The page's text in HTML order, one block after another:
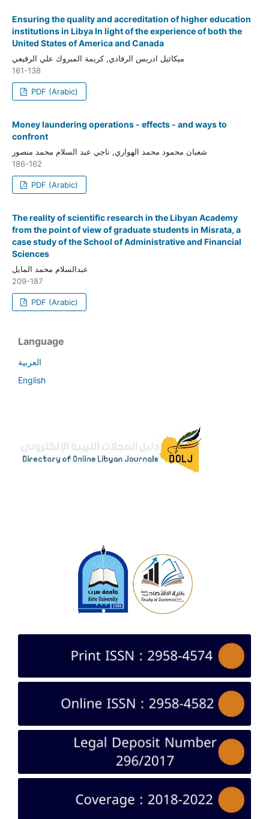
Ensuring the quality and accreditation of higher education
institutions in Libya In light of the experience of both the
United States of America and Canada
ميكائيل ادريس الرفادي, كريمة المبروك علي الرقيعي
161-138
PDF (Arabic)
Money laundering operations - effects - and ways to
confront
شعبان محمود محمد الهواري, ناجي عبد السلام محمد منصور
186-162
PDF (Arabic)
The reality of scientific research in the Libyan Academy
from the point of view of graduate students in Misrata, a
case study of the School of Administrative and Financial
Sciences
عبدالسلام محمد المايل
209-187
PDF (Arabic)
Language
العربية
English